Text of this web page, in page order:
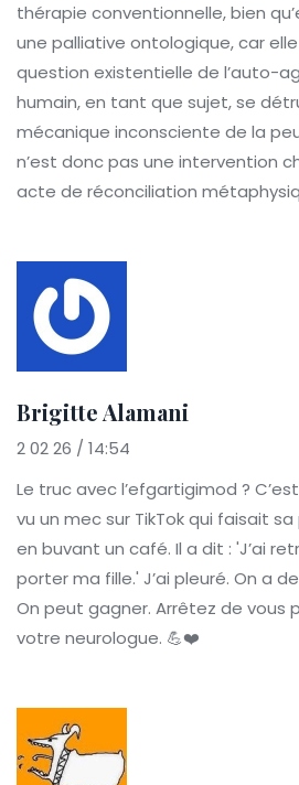
thérapie conventionnelle, bien
une palliative ontologique, car
question existentielle de l’auto-
humain, en tant que sujet, se
mécanique inconsciente de la
n’est donc pas une intervention
acte de réconciliation
Brigitte Alamani
2 02 26 / 14:54
Le truc avec l’efgartigimod ?
vu un mec sur TikTok qui faisait
en buvant un café. Il a dit : 'J’ai
porter ma fille.' J’ai pleuré. On a
On peut gagner. Arrêtez de vous
votre neurologue. 💪❤️